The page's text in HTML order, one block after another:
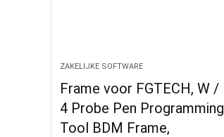
ZAKELIJKE SOFTWARE
Frame voor FGTECH, W /
4 Probe Pen Programming
Tool BDM Frame,